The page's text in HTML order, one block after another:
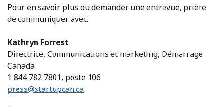
Pour en savoir plus ou demander une entrevue, prière
de communiquer avec:
Kathryn Forrest
Directrice, Communications et marketing, Démarrage
Canada
1 844 782 7801, poste 106
press@startupcan.ca